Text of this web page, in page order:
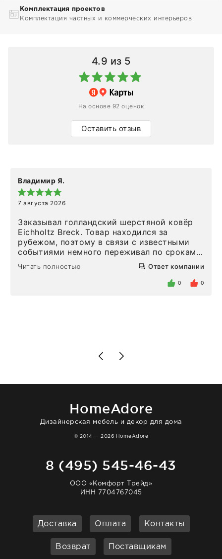
Комплектация проектов
Комплектация частных и коммерческих интерьеров
4.9 из 5
На основе 92 оценок
Оставить отзыв
Владимир Я.
7 августа 2026
Заказывал голландский шерстяной ковёр
Eichholtz Breck. Товар находился за
рубежом, поэтому в связи с известными
событиями немного переживал по срокам.
Но homeadore привезли ровно в
определенное в договоре время, без
то качество выше всяких похвал. Выглядит
Читать полностью Ответ компании
0 0
HomeAdore
Дизайнерская мебель и декор для дома
© 2014 — 2026 HomeAdore
8 (495) 545-46-43
ООО «Комфорт Трейд»
ИНН 7704767045
Доставка Оплата Контакты
Возврат Поставщикам